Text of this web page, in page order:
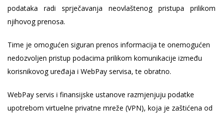
podataka radi sprječavanja neovlaštenog pristupa prilikom
njihovog prenosa.
Time je omogućen siguran prenos informacija te onemogućen
nedozvoljen pristup podacima prilikom komunikacije između
korisnikovog uređaja i WebPay servisa, te obratno.
WebPay servis i finansijske ustanove razmjenjuju podatke
upotrebom virtuelne privatne mreže (VPN), koja je zaštićena od